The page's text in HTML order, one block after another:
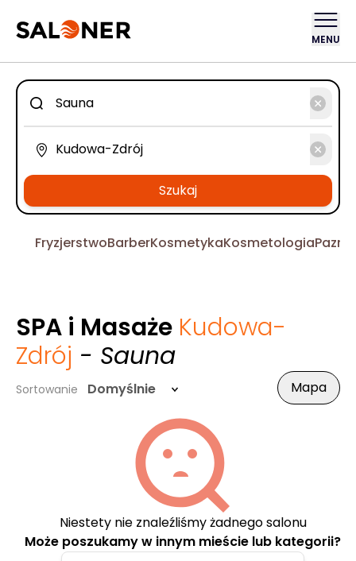
MENU
Szukaj
FryzjerstwoBarberKosmetykaKosmetologia
SPA i Masaże Kudowa-
Zdrój - Sauna
Sortowanie Domyślnie Mapa
Niestety nie znaleźliśmy żadnego salonu
Może poszukamy w innym mieście lub kategorii?